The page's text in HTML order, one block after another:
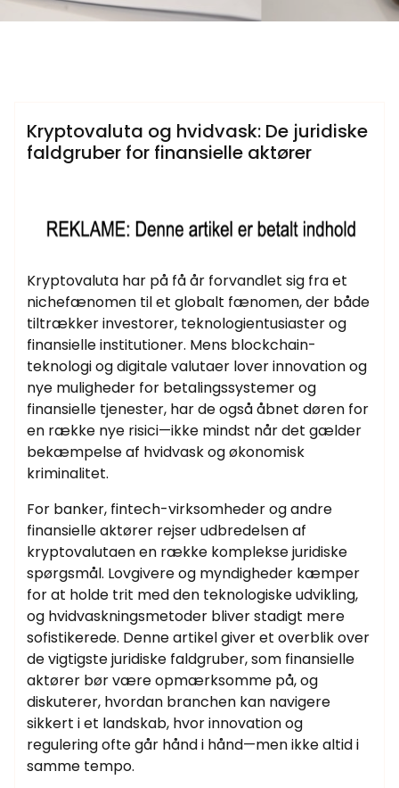
Samtlige Guides på fdbr.dk
Kryptovaluta og hvidvask: De juridiske
faldgruber for finansielle aktører
Kryptovaluta har på få år forvandlet sig fra et
nichefænomen til et globalt fænomen, der både
tiltrækker investorer, teknologientusiaster og
finansielle institutioner. Mens blockchain-
teknologi og digitale valutaer lover innovation og
nye muligheder for betalingssystemer og
finansielle tjenester, har de også åbnet døren for
en række nye risici—ikke mindst når det gælder
bekæmpelse af hvidvask og økonomisk
kriminalitet.
For banker, fintech-virksomheder og andre
finansielle aktører rejser udbredelsen af
kryptovalutaen en række komplekse juridiske
spørgsmål. Lovgivere og myndigheder kæmper
for at holde trit med den teknologiske udvikling,
og hvidvaskningsmetoder bliver stadigt mere
sofistikerede. Denne artikel giver et overblik over
de vigtigste juridiske faldgruber, som finansielle
aktører bør være opmærksomme på, og
diskuterer, hvordan branchen kan navigere
sikkert i et landskab, hvor innovation og
regulering ofte går hånd i hånd—men ikke altid i
samme tempo.